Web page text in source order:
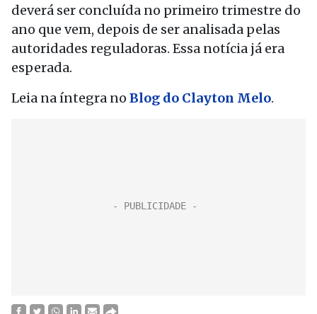
deverá ser concluída no primeiro trimestre do
ano que vem, depois de ser analisada pelas
autoridades reguladoras. Essa notícia já era
esperada.
Leia na íntegra no Blog do Clayton Melo.